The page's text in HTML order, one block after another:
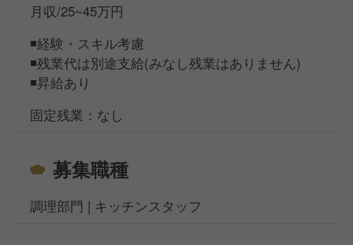
39歳以下は60%、40歳以上は55%を会社が負担しま
す。
軽井沢は都会とは違う、自然溢れる素晴らしい環境で
す。
国立公園内特別保護区という希少な立地で、森林の香
軽井沢という特別な場所で、新しい挑戦を始めたい方
月収/25~45万円
◾️経験・スキル考慮
◾️残業代は別途支給(みなし残業はありません)
◾️昇給あり
固定残業：なし
募集職種
調理部門 | キッチンスタッフ